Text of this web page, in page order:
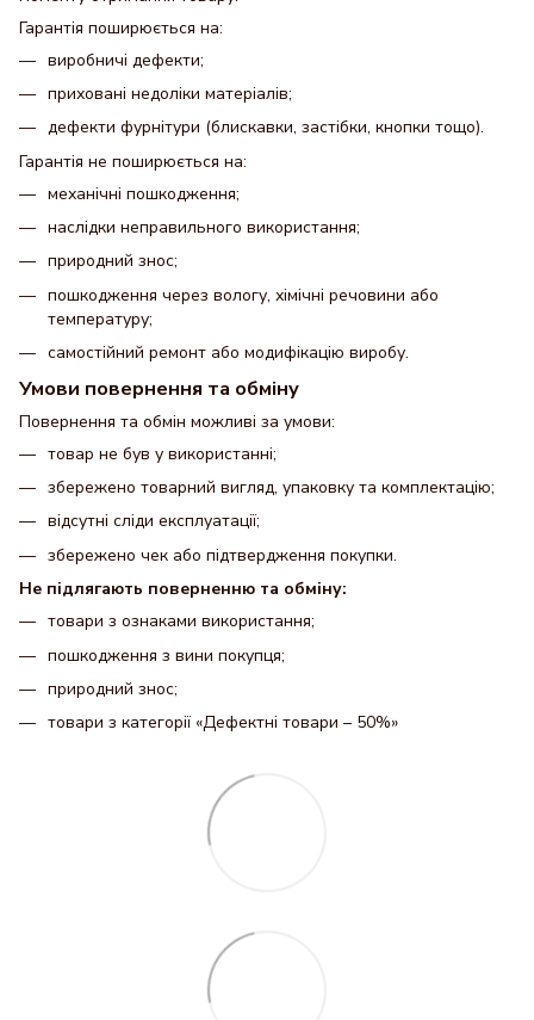
Гарантія поширюється на:
виробничі дефекти;
приховані недоліки матеріалів;
дефекти фурнітури (блискавки, застібки, кнопки тощо).
Гарантія не поширюється на:
механічні пошкодження;
наслідки неправильного використання;
природний знос;
пошкодження через вологу, хімічні речовини або
температуру;
самостійний ремонт або модифікацію виробу.
Умови повернення та обміну
Повернення та обмін можливі за умови:
товар не був у використанні;
збережено товарний вигляд, упаковку та комплектацію;
відсутні сліди експлуатації;
збережено чек або підтвердження покупки.
Не підлягають поверненню та обміну:
товари з ознаками використання;
пошкодження з вини покупця;
природний знос;
товари з категорії «Дефектні товари – 50%»